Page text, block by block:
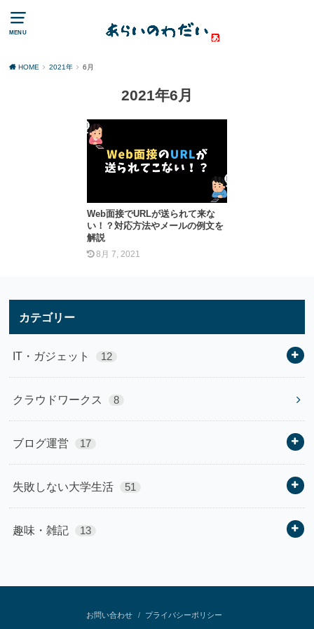
MENU
HOME 2021年 6月
2021年6月
Web面接でURLが送られて来な
い！？対応方法やメールの例文を
解説
8月 7, 2021
カテゴリー
IT・ガジェット 12
クラウドワークス 8
ブログ運営 17
失敗しない大学生活 51
趣味・雑記 13
お問い合わせ プライバシーポリシー